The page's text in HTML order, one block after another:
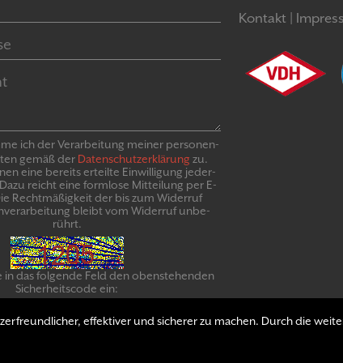
effektiver und sicherer zu machen. Durch die
ich der Verarbeitung meiner personen­
gemäß der Daten­schutz­er­klär­ung zu.
eine bereits erteilte Ein­willigung jeder­
reicht eine formlose Mitteilung per E-
Recht­mäßigkeit der bis zum Widerruf
bleibt vom Wider­ruf un­be­
rührt.
in das folgende Feld den obenstehenden
Sicherheitscode ein:
Kontakt